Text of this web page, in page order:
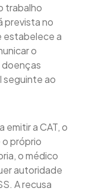
trabalho
prevista no
estabelece a
o
doenças
seguinte ao
emitir a CAT, o
próprio
o médico
autoridade
A recusa